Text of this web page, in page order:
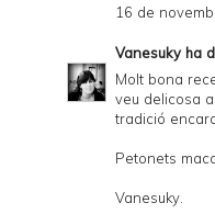
16 de
Vanesukyha
Molt bona
veu delicosa
tradició
Petonets
Vanesuky.